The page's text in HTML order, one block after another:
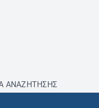
ΑΝΑΖΗΤΗΣΗΣ